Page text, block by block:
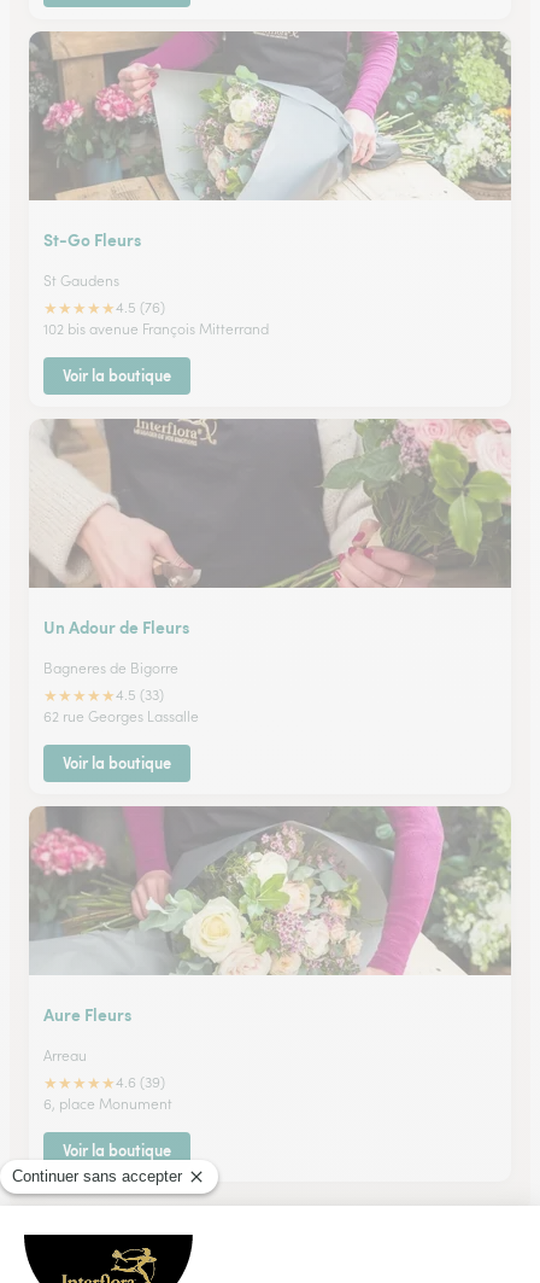
St-Go Fleurs
St Gaudens
★★★★★4.5 (76)
102 bis avenue François Mitterrand
Voir la boutique
Un Adour de Fleurs
Bagneres de Bigorre
★★★★★4.5 (33)
62 rue Georges Lassalle
Voir la boutique
Aure Fleurs
Arreau
★★★★★4.6 (39)
6, place Monument
Voir la boutique